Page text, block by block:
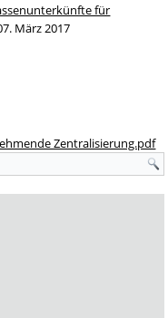
für
März 2017
Zentralisierung.pdf